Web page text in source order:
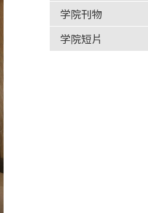
学院刊物
学院短片